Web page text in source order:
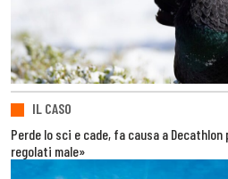
IL CASO
Perde lo sci e cade, fa causa a
regolati male»